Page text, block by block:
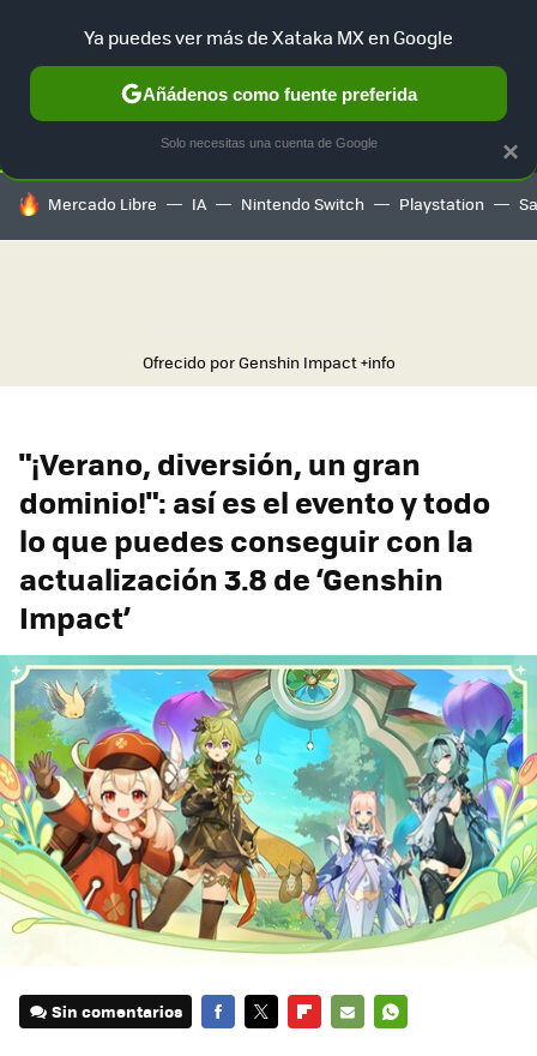
SELECCIÓN GAMING HOME AUTO TERRITORIO
HOY SE HABLA DE
Mercado Libre IA Nintendo Switch Playstation
Ofrecido por Genshin Impact+info
"¡Verano, diversión, un gran
dominio!": así es el evento y todo
lo que puedes conseguir con la
actualización 3.8 de ‘Genshin
Impact’
Sin comentarios
×
Ya puedes ver más de Xataka MX en Google
Añádenos como fuente preferida
Solo necesitas una cuenta de Google